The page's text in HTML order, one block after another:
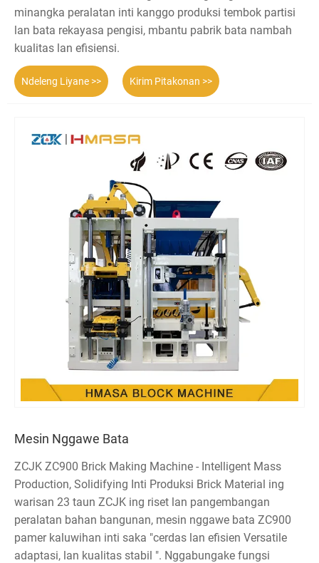
minangka peralatan inti kanggo produksi tembok partisi
lan bata rekayasa pengisi, mbantu pabrik bata nambah
kualitas lan efisiensi.
Ndeleng Liyane >> Kirim Pitakonan >>
Mesin Nggawe Bata
ZCJK ZC900 Brick Making Machine - Intelligent Mass
Production, Solidifying Inti Produksi Brick Material ing
warisan 23 taun ZCJK ing riset lan pangembangan
peralatan bahan bangunan, mesin nggawe bata ZC900
pamer kaluwihan inti saka "cerdas lan efisien Versatile
adaptasi, lan kualitas stabil ". Nggabungake fungsi